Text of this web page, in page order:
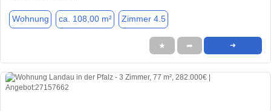
Wohnung ca. 108,00 m² Zimmer 4.5
★ ➦ ➜